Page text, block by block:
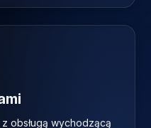
obsługą wychodzącą